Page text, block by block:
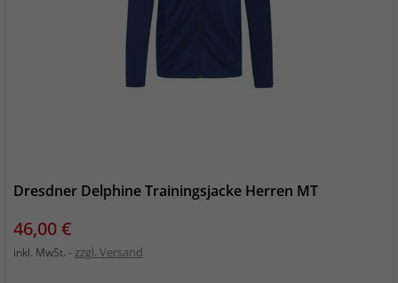
Dresdner Delphine Trainingsjacke Herren MT
Preis
46,00 €
inkl. MwSt. zzgl. Versand